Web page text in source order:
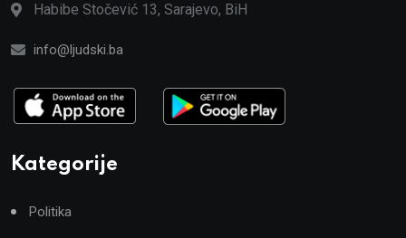
Habibe Stočević 13, Sarajevo, BiH
info@ljudski.ba
Kategorije
Politika